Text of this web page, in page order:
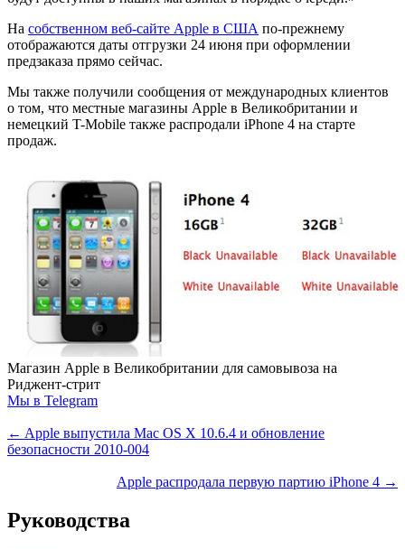
На собственном веб-сайте Apple в США по-прежнему
отображаются даты отгрузки 24 июня при оформлении
предзаказа прямо сейчас.
Мы также получили сообщения от международных клиентов
о том, что местные магазины Apple в Великобритании и
немецкий T-Mobile также распродали iPhone 4 на старте
продаж.
Магазин Apple в Великобритании для самовывоза на
Риджент-стрит
Мы в Telegram
← Apple выпустила Mac OS X 10.6.4 и обновление
безопасности 2010-004
Apple распродала первую партию iPhone 4 →
Руководства